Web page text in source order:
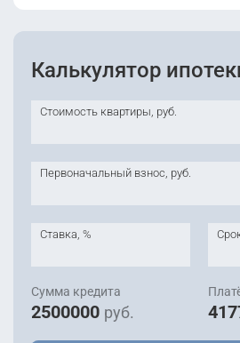
29.9 м2 этаж 9
Сдана
Калькулятор
Стоимость квартиры, руб.
Первоначальный взнос, руб.
Ставка, %
Сумма кредита
2500000 руб.